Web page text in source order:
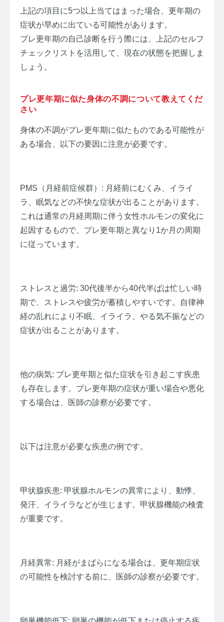
上記の項目に5つ以上当てはまった場合、更年期の
症状が早めに出ている可能性があります。
プレ更年期の自己診断を行う際には、上記のセルフ
チェックリストを活用して、現在の状態を把握しま
しょう。
プレ更年期に似た身体の不調について教えてくだ
さい
身体の不調がプレ更年期に似たものである可能性が
ある場合、以下の要因に注意が必要です。
PMS（月経前症候群）: 月経前にむくみ、イライ
ラ、眠気などの不快な症状が出ることがあります。
これは通常の月経周期に伴う女性ホルモンの変化に
起因するもので、プレ更年期と異なり1か月の周期
に従っています。
ストレスと過労: 30代後半から40代半ばは忙しい時
期で、ストレスや疲労が蓄積しやすいです。自律神
経の乱れにより不眠、イライラ、やる気不振などの
症状が出ることがあります。
他の病気: プレ更年期と似た症状を引き起こす疾患
も存在します。プレ更年期の症状が重い場合や悪化
する場合は、医師の診察が必要です。
以下は注意が必要な疾患の例です。
甲状腺疾患: 甲状腺ホルモンの異常により、動悸、
発汗、イライラなどが生じます。甲状腺機能の検査
が重要です。
月経異常: 月経がまばらになる場合は、更年期症状
の可能性を検討する前に、医師の診察が必要です。